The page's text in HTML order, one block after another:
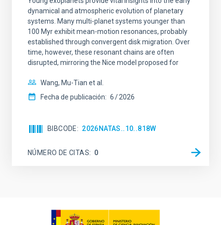
dynamical and atmospheric evolution of planetary
systems. Many multi-planet systems younger than
100 Myr exhibit mean-motion resonances, probably
established through convergent disk migration. Over
time, however, these resonant chains are often
disrupted, mirroring the Nice model proposed for
Wang, Mu-Tian et al.
Fecha de publicación: 6 2026
BIBCODE 2026NATAS..10..818W
NÚMERO DE CITAS 0